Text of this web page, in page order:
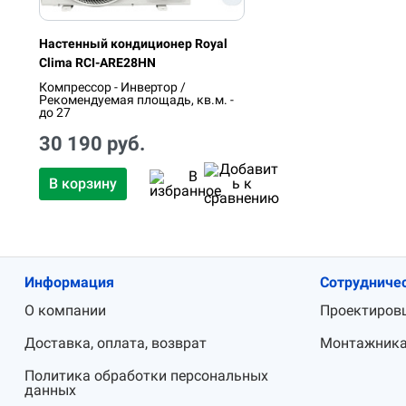
Настенный кондиционер Royal
Clima RCI-ARE28HN
Компрессор - Инвертор /
Рекомендуемая площадь, кв.м. -
до 27
30 190 руб.
В корзину
Информация
О компании
Доставка, оплата, возврат
Политика обработки персональных
данных